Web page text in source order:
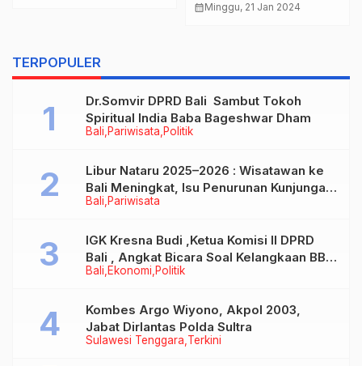
calendar_monthMinggu, 21 Jan 2024
TERPOPULER
Bali Pariwisata Politik
Dr.Somvir DPRD Bali Sambut Tokoh
Spiritual India Baba Bageshwar Dham
Bali Pariwisata
Libur Nataru 2025–2026 : Wisatawan ke
Bali Meningkat, Isu Penurunan Kunjungan
Tidak Benar
Bali Ekonomi Politik
IGK Kresna Budi ,Ketua Komisi II DPRD
Bali , Angkat Bicara Soal Kelangkaan BBM
Bersubsidi Jenis Solar
Sulawesi Tenggara Terkini
Kombes Argo Wiyono, Akpol 2003,
Jabat Dirlantas Polda Sultra